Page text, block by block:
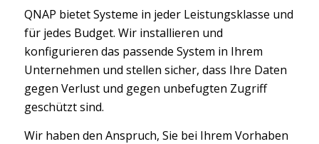
QNAP bietet Systeme in jeder Leistungsklasse und
für jedes Budget. Wir installieren und
konfigurieren das passende System in Ihrem
Unternehmen und stellen sicher, dass Ihre Daten
gegen Verlust und gegen unbefugten Zugriff
geschützt sind.
Wir haben den Anspruch, Sie bei Ihrem Vorhaben